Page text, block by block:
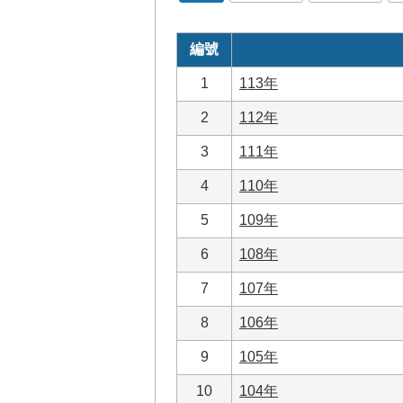
編號
1 113年
2 112年
3 111年
4 110年
5 109年
6 108年
7 107年
8 106年
9 105年
10 104年